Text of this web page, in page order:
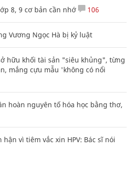
8, 9 cơ bản cần nhớ 106
Vương Ngọc Hà bị kỷ luật
hữu khối tài sản "siêu khủng", từng
mắng cựu mẫu 'không có nổi
hoàn nguyên tố hóa học bằng thơ,
vì tiêm vắc xin HPV: Bác sĩ nói